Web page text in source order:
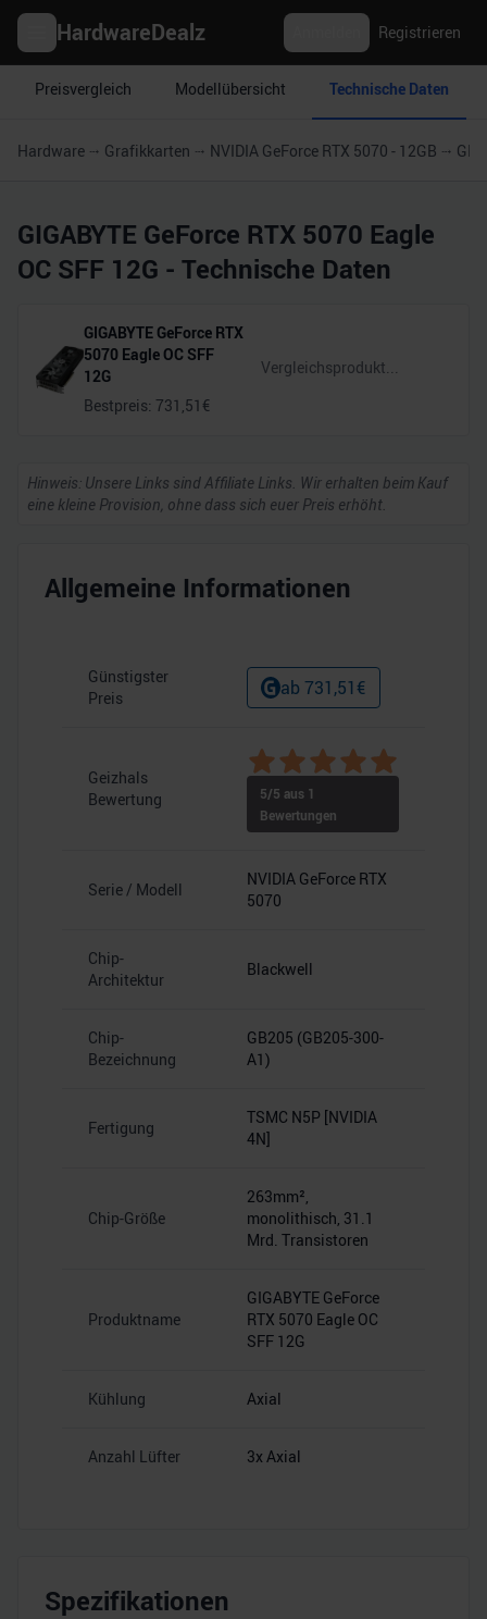
HardwareDealz Registrieren
Preisvergleich Modellübersicht Technische Daten
Hardware Grafikkarten NVIDIA GeForce RTX 5070 - 12GB
GIGABYTE GeForce RTX 5070 Eagle
OC SFF 12G - Technische Daten
GIGABYTE GeForce RTX
5070 Eagle OC SFF
12G
Bestpreis: 731,51 €
Hinweis: Unsere Links sind Affiliate Links. Wir erhalten beim Kauf
eine kleine Provision, ohne dass sich euer Preis erhöht.
Allgemeine Informationen
Günstigster
Preis
ab 731,51€
Geizhals
Bewertung
5/5 aus 1
Bewertungen
Serie / Modell
NVIDIA GeForce RTX
5070
Chip-
Architektur
Blackwell
Chip-
Bezeichnung
GB205 (GB205-300-
A1)
Fertigung
TSMC N5P [NVIDIA
4N]
Chip-Größe
263mm²,
monolithisch, 31.1
Mrd. Transistoren
Produktname
GIGABYTE GeForce
RTX 5070 Eagle OC
SFF 12G
Kühlung Axial
Anzahl Lüfter 3x Axial
Spezifikationen